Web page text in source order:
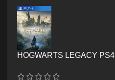
HOGWARTS LEGACY PS4